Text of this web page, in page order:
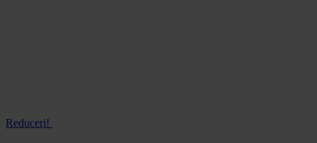
Reduceri!